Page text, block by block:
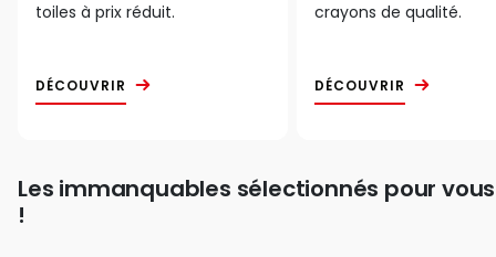
toiles à prix réduit.
DÉCOUVRIR
crayons de qualité.
DÉCOUVRIR
Les immanquables sélectionnés pour vous
!